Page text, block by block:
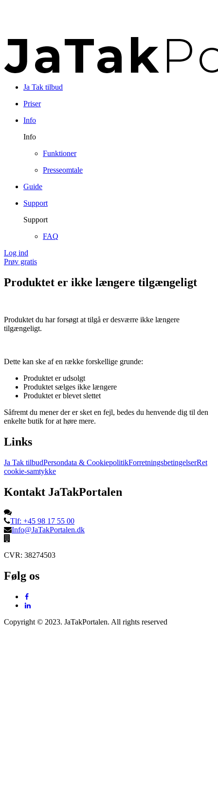
Ja Tak tilbud
Priser
Info
Info
Funktioner
Presseomtale
Guide
Support
Support
FAQ
Log ind
Prøv gratis
Produktet er ikke længere tilgængeligt
Produktet du har forsøgt at tilgå er desværre ikke længere
tilgængeligt.
Dette kan ske af en række forskellige grunde:
Produktet er udsolgt
Produktet sælges ikke længere
Produktet er blevet slettet
Såfremt du mener der er sket en fejl, bedes du henvende dig til den
enkelte butik for at høre mere.
Links
Ja Tak tilbudPersondata & CookiepolitikForretningsbetingelserRet
cookie-samtykke
Kontakt JaTakPortalen
Tlf: +45 98 17 55 00
Info@JaTakPortalen.dk
CVR: 38274503
Følg os
Copyright © 2023. JaTakPortalen. All rights reserved